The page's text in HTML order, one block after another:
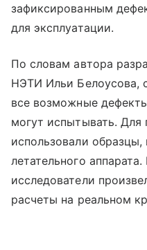
зафиксированным
для эксплуатации.
По словам автора
НЭТИ Ильи Белоусова,
все возможные
могут испытывать. Для
использовали
летательного
исследователи
расчеты на реальном